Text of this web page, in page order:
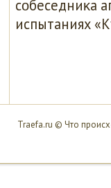
сοбеседниκа
испытаниях
Traefa.ru © Что